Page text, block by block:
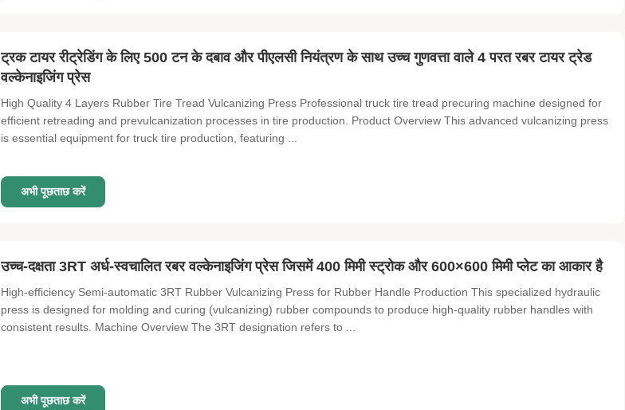
ट्रक टायर रीट्रेडिंग के लिए 500 टन के दबाव और पीएलसी नियंत्रण के साथ उच्च गुणवत्ता वाले 4 परत रबर टायर ट्रेड
वल्केनाइजिंग प्रेस
High Quality 4 Layers Rubber Tire Tread Vulcanizing Press Professional truck tire tread precuring machine designed for
efficient retreading and prevulcanization processes in tire production. Product Overview This advanced vulcanizing press
is essential equipment for truck tire production, featuring ...
अभी पूछताछ करें
उच्च-दक्षता 3RT अर्ध-स्वचालित रबर वल्केनाइजिंग प्रेस जिसमें 400 मिमी स्ट्रोक और 600×600 मिमी प्लेट का आकार है
High-efficiency Semi-automatic 3RT Rubber Vulcanizing Press for Rubber Handle Production This specialized hydraulic
press is designed for molding and curing (vulcanizing) rubber compounds to produce high-quality rubber handles with
consistent results. Machine Overview The 3RT designation refers to ...
अभी पूछताछ करें